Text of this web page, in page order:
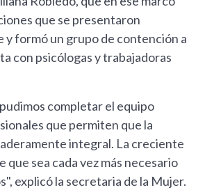
que se presentaron
y formó un grupo de contención a
con psicólogas y trabajadoras
completar el equipo
que permiten que la
integral. La creciente
sea cada vez más necesario
explicó la secretaria de la Mujer.